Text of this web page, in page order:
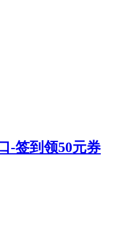
-签到领50元券